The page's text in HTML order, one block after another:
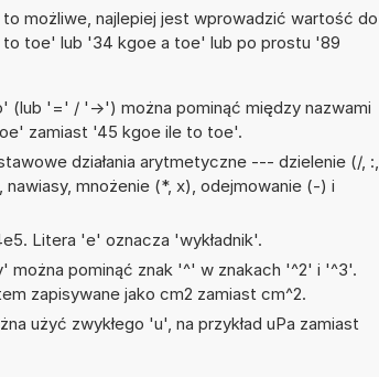
możliwe, najlepiej jest wprowadzić wartość do
to toe' lub '34 kgoe a toe' lub po prostu '89
(lub '=' / '->') można pominąć między nazwami
zamiast '45 kgoe ile to toe'.
działania arytmetyczne --- dzielenie (/, :,
mnożenie (*, x), odejmowanie (-) i
Litera 'e' oznacza 'wykładnik'.
pominąć znak '^' w znakach '^2' i '^3'.
zapisywane jako cm2 zamiast cm^2.
użyć zwykłego 'u', na przykład uPa zamiast